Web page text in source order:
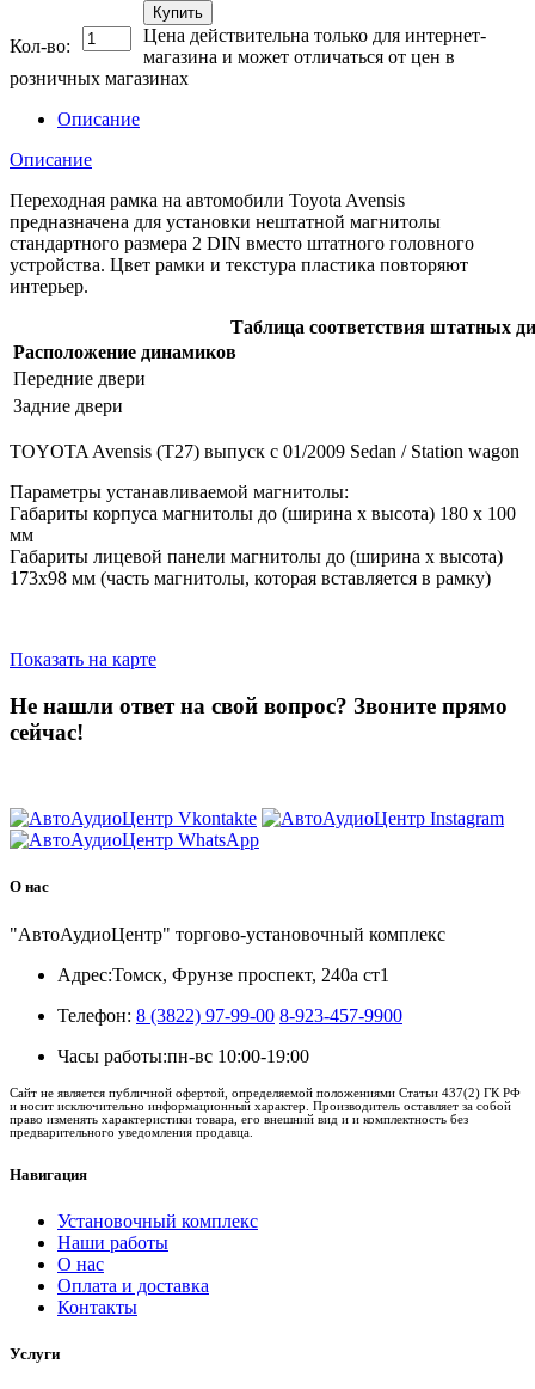
Кол-во:
Купить
Цена действительна только для интернет-
магазина и может отличаться от цен в
розничных магазинах
Описание
Описание
Переходная рамка на автомобили Toyota Avensis
предназначена для установки нештатной магнитолы
стандартного размера 2 DIN вместо штатного головного
устройства. Цвет рамки и текстура пластика повторяют
интерьер.
Таблица соответствия штатных
Расположение динамиков
Передние двери
Задние двери
TOYOTA Avensis (T27) выпуск с 01/2009 Sedan / Station wagon
Параметры устанавливаемой магнитолы:
Габариты корпуса магнитолы до (ширина х высота) 180 х 100
мм
Габариты лицевой панели магнитолы до (ширина х высота)
173х98 мм (часть магнитолы, которая вставляется в рамку)
Показать на карте
Не нашли ответ на свой вопрос? Звоните прямо
сейчас!
О нас
"АвтоАудиоЦентр" торгово-установочный комплекс
Адрес:Томск, Фрунзе проспект, 240а ст1
Телефон: 8 (3822) 97-99-00 8-923-457-9900
Часы работы:пн-вс 10:00-19:00
Сайт не является публичной офертой, определяемой положениями Статьи 437(2) ГК РФ
и носит исключительно информационный характер. Производитель оставляет за собой
право изменять характеристики товара, его внешний вид и и комплектность без
предварительного уведомления продавца.
Навигация
Установочный комплекс
Наши работы
О нас
Оплата и доставка
Контакты
Услуги